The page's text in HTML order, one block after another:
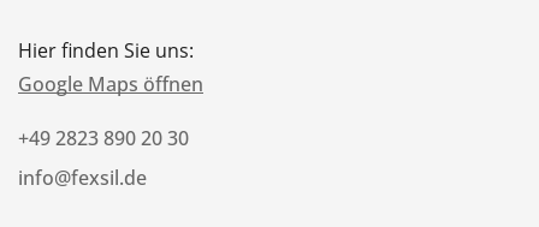
Hier finden Sie uns:
Google Maps öffnen
+49 2823 890 20 30
info@fexsil.de